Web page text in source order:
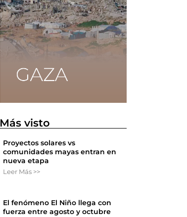
Más visto
Proyectos solares vs
comunidades mayas entran en
nueva etapa
Leer Más >>
El fenómeno El Niño llega con
fuerza entre agosto y octubre